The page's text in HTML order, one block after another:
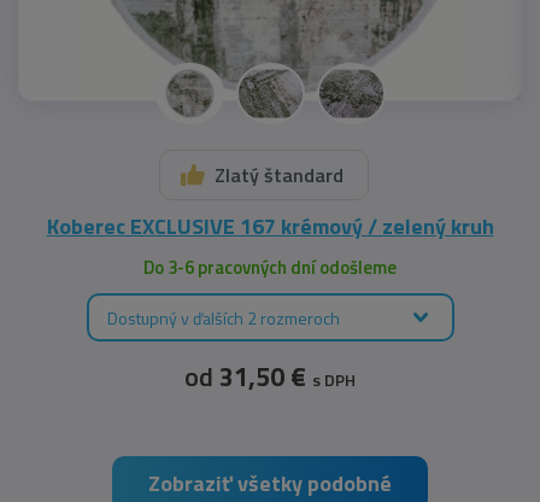
Zlatý štandard
Koberec EXCLUSIVE 167 krémový / zelený kruh
Do 3-6 pracovných dní odošleme
Dostupný v ďalších 2 rozmeroch
od 31,50 € s DPH
Zobraziť všetky podobné